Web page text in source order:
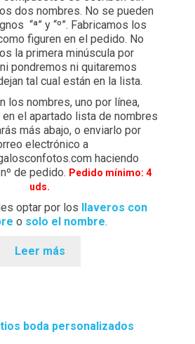
dos nombres. No se pueden
“ª” y “º”. Fabricamos los
figuren en el pedido. No
la primera minúscula por
pondremos ni quitaremos
tal cual están en la lista.
los nombres, uno por línea,
el apartado lista de nombres
más abajo, o enviarlo por
electrónico a
haciendo
de pedido. Pedido mínimo: 4
uds.
optar por los llaveros con
o solo el nombre.
Leer más